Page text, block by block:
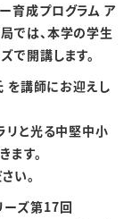
育成プログラム ア
では、本学の学生
で開講します。
を講師にお迎えし
リと光る中堅中小
す。
い。
ーズ第17回